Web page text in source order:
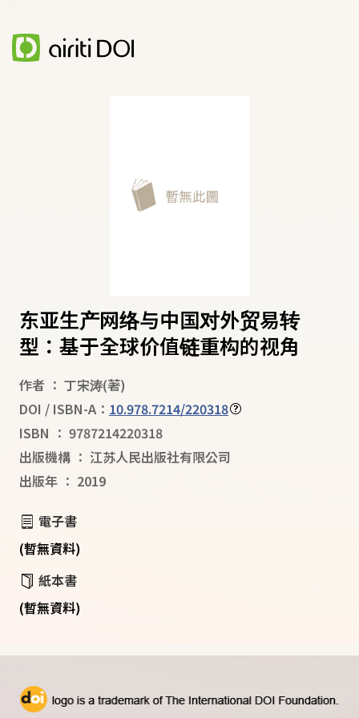
东亚生产网络与中国对外贸易转
型：基于全球价值链重构的视角
作者 ： 丁宋涛(著)
DOI / ISBN-A： 10.978.7214/220318
ISBN ： 9787214220318
出版機構 ： 江苏人民出版社有限公司
出版年 ： 2019
電子書
(暫無資料)
紙本書
(暫無資料)